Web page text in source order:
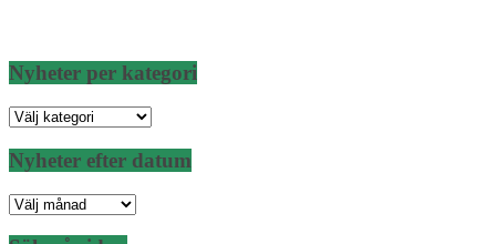
Nyheter per kategori
Nyheter
kategori
Nyheter efter datum
Nyheter